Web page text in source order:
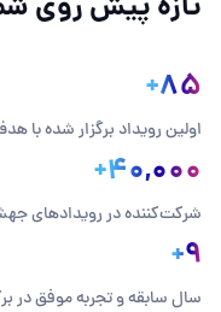
85
+
اولین رویداد برگزار شده
40,000
+
شرکت‌کننده در رویدادهای
9
+
سال سابقه و تجربه موفق در